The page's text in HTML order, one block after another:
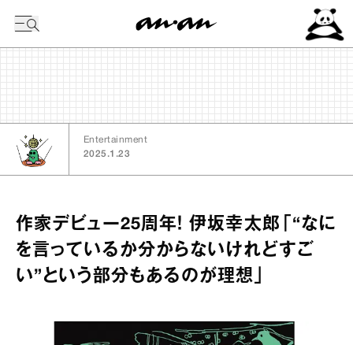
Entertainment
2025.1.23
作家デビュー25周年！ 伊坂幸太郎「“なに
を言っているか分からないけれどすご
い”という部分もあるのが理想」